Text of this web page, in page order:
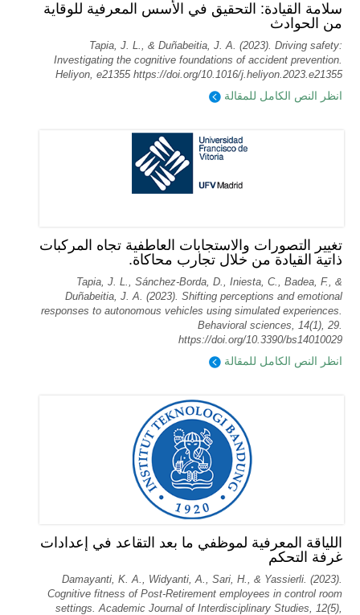
سلامة القيادة: التحقيق في الأسس المعرفية للوقاية
من الحوادث
Tapia, J. L., & Duñabeitia, J. A. (2023). Driving safety:
Investigating the cognitive foundations of accident prevention.
Heliyon, e21355 https://doi.org/10.1016/j.heliyon.2023.e21355
انظر النص الكامل للمقالة
تغيير التصورات والاستجابات العاطفية تجاه المركبات
ذاتية القيادة من خلال تجارب محاكاة.
Tapia, J. L., Sánchez-Borda, D., Iniesta, C., Badea, F., &
Duñabeitia, J. A. (2023). Shifting perceptions and emotional
responses to autonomous vehicles using simulated experiences.
Behavioral sciences, 14(1), 29.
https://doi.org/10.3390/bs14010029
انظر النص الكامل للمقالة
اللياقة المعرفية لموظفي ما بعد التقاعد في إعدادات
غرفة التحكم
Damayanti, K. A., Widyanti, A., Sari, H., & Yassierli. (2023).
Cognitive fitness of Post-Retirement employees in control room
settings. Academic Journal of Interdisciplinary Studies, 12(5),